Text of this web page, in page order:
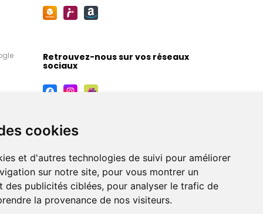
cookies
et d'autres technologies de suivi pour améliorer
sur notre site, pour vous montrer un
des publicités ciblées, pour analyser le trafic de
la provenance de nos visiteurs.
Retrouvez-nous sur vos réseaux
sociaux